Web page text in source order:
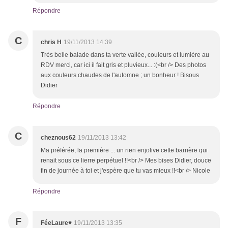
Répondre
C chris H 19/11/2013 14:39
Très belle balade dans ta verte vallée, couleurs et lumière au
RDV merci, car ici il fait gris et pluvieux... :(<br /> Des photos
aux couleurs chaudes de l'automne ; un bonheur ! Bisous
Didier
Répondre
C cheznous62 19/11/2013 13:42
Ma préférée, la première ... un rien enjolive cette barrière qui
renait sous ce lierre perpétuel !!<br /> Mes bises Didier, douce
fin de journée à toi et j'espère que tu vas mieux !!<br /> Nicole
Répondre
F FéeLaure♥ 19/11/2013 13:35